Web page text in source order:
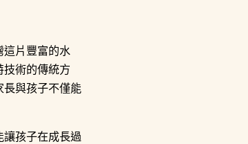
片豐富的水
術的傳統方
與孩子不僅能
孩子在成長過